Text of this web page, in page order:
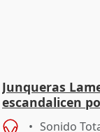
Junqueras
escandalicen
Sonido